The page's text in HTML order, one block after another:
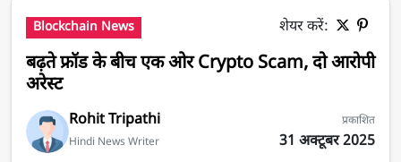
Blockchain News शेयर करें:
बढ़ते फ्रॉड के बीच एक ओर Crypto Scam, दो आरोपी
अरेस्ट
Rohit Tripathi
Hindi News Writer
प्रकाशित
31 अक्टूबर 2025